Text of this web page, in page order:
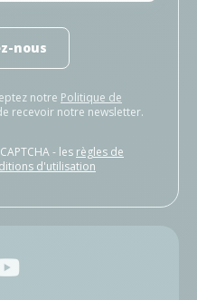
nous
notre Politique de
recevoir notre newsletter.
- les règles de
d'utilisation